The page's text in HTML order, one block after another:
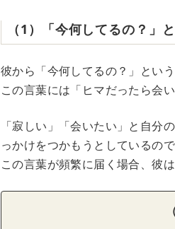
（1）「今何してるの？」
彼から「今何してるの？」とい
この言葉には「ヒマだったら会
「寂しい」「会いたい」と自分
っかけをつかもうとしているので
この言葉が頻繁に届く場合、彼